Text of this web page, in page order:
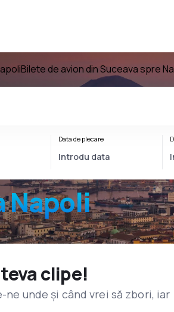
Bilete de avion din Suceava spre
Napoli
Data de plecare
clipe!
unde și când vrei să zbori, iar